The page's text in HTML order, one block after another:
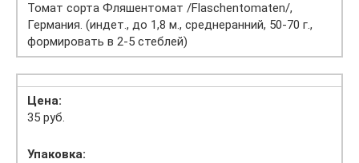
Томат сорта Фляшентомат /Flaschentomaten/,
Германия. (индет., до 1,8 м., среднеранний, 50-70 г.,
формировать в 2-5 стеблей)
Цена:
35 руб.
Упаковка: